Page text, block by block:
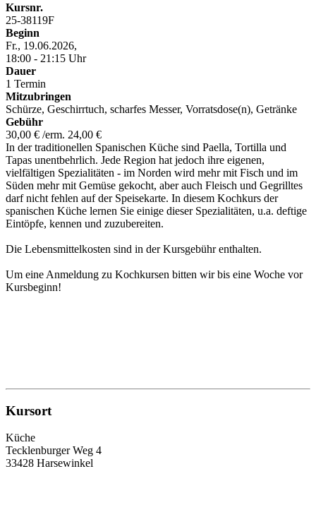
Kursnr.
25-38119F
Beginn
Fr., 19.06.2026,
18:00 - 21:15 Uhr
Dauer
1 Termin
Mitzubringen
Schürze, Geschirrtuch, scharfes Messer, Vorratsdose(n), Getränke
Gebühr
30,00 € /erm. 24,00 €
In der traditionellen Spanischen Küche sind Paella, Tortilla und
Tapas unentbehrlich. Jede Region hat jedoch ihre eigenen,
vielfältigen Spezialitäten - im Norden wird mehr mit Fisch und im
Süden mehr mit Gemüse gekocht, aber auch Fleisch und Gegrilltes
darf nicht fehlen auf der Speisekarte. In diesem Kochkurs der
spanischen Küche lernen Sie einige dieser Spezialitäten, u.a. deftige
Eintöpfe, kennen und zuzubereiten.
Die Lebensmittelkosten sind in der Kursgebühr enthalten.
Um eine Anmeldung zu Kochkursen bitten wir bis eine Woche vor
Kursbeginn!
Kursort
Küche
Tecklenburger Weg 4
33428 Harsewinkel